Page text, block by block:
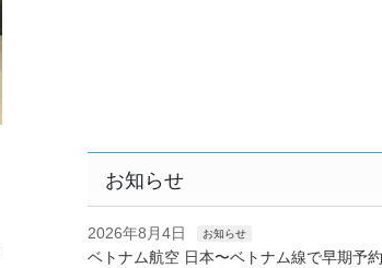
お知らせ
2026年8月4日 お知らせ
ベトナム航空 日本〜ベトナム線で早期予